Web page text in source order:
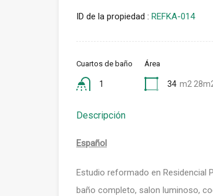
ID de la propiedad : REFKA-014
Cuartos de baño
1
Área
34 m2
Descripción
Español
Estudio reformado en Residencial
baño completo, salon luminoso,